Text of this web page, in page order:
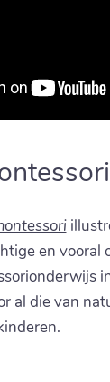
en vooral
al die van